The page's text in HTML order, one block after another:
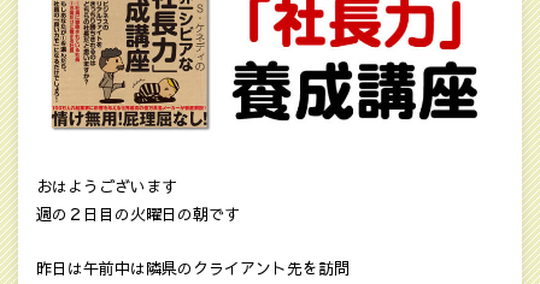
おはようございます
週の２日目の火曜日の朝です
昨日は午前中は隣県のクライアント先を訪問